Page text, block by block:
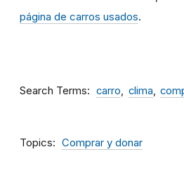
página de carros usados.
Search Terms carro clima
Topics Comprar y donar